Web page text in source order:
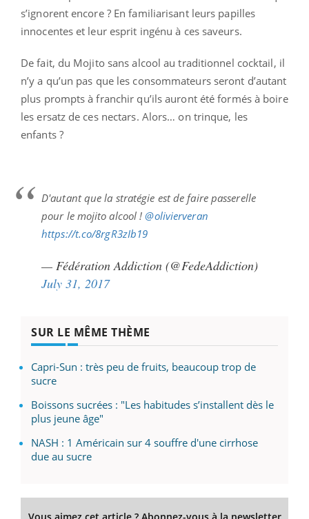
s’ignorent encore ? En familiarisant leurs papilles
innocentes et leur esprit ingénu à ces saveurs.
De fait, du Mojito sans alcool au traditionnel cocktail, il
n’y a qu’un pas que les consommateurs seront d’autant
plus prompts à franchir qu’ils auront été formés à boire
les ersatz de ces nectars. Alors… on trinque, les
enfants ?
D'autant que la stratégie est de faire passerelle
pour le mojito alcool !@olivierveran
https://t.co/8rgR3zIb19
— Fédération Addiction (@FedeAddiction)
July 31, 2017
SUR LE MÊME THÈME
Capri-Sun : très peu de fruits, beaucoup trop de
sucre
Boissons sucrées : "Les habitudes s’installent dès le
plus jeune âge"
NASH : 1 Américain sur 4 souffre d'une cirrhose
due au sucre